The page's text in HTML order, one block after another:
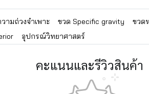
ามถ่วงจำเพาะ ขวด Specific gravity ขวด
อุปกรณ์วิทยาศาสตร์
คะแนนและรีวิวสินค้า